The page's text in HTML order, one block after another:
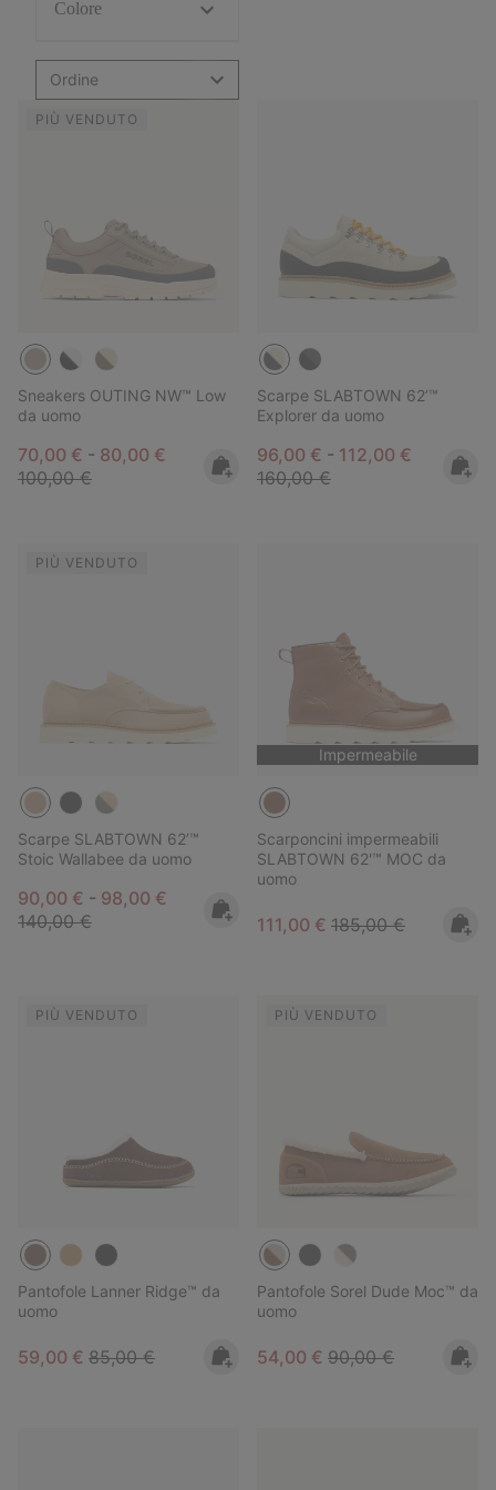
Colore
Ordine
PIÙ VENDUTO
Sneakers OUTING NW™ Low
da uomo
Minimum sale price:
70,00 € - Maximum sale price:
80,00 € Regular price:
100,00 €
Scarpe SLABTOWN 62’™
Explorer da uomo
Minimum sale price:
96,00 € - Maximum sale
112,00 € Regular
160,00 €
PIÙ VENDUTO
Scarpe SLABTOWN 62’™
Stoic Wallabee da uomo
Minimum sale price:
90,00 € - Maximum sale price:
98,00 € Regular price:
140,00 €
Impermeabile
Scarponcini impermeabili
SLABTOWN 62'™ MOC da
uomo
Sale price:
111,00 € Regular price:
185,00 €
PIÙ VENDUTO
Pantofole Lanner Ridge™ da
uomo
Sale price:
59,00 € Regular price:
85,00 €
PIÙ VENDUTO
Pantofole Sorel Dude Moc™ da
uomo
Sale price:
54,00 € Regular price:
90,00 €